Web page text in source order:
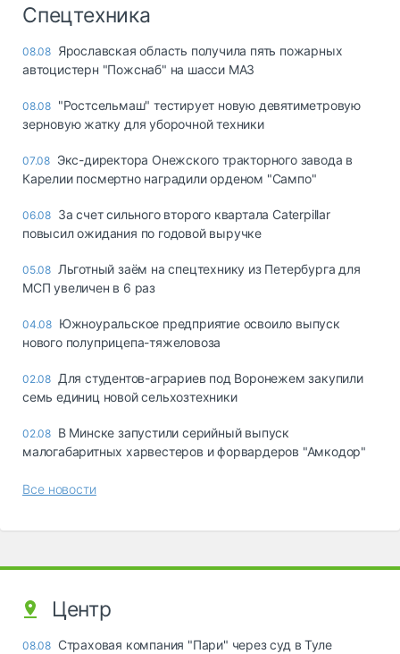
Спецтехника
08.08 Ярославская область получила пять пожарных
автоцистерн "Пожснаб" на шасси МАЗ
08.08 "Ростсельмаш" тестирует новую девятиметровую
зерновую жатку для уборочной техники
07.08 Экс-директора Онежского тракторного завода в
Карелии посмертно наградили орденом "Сампо"
06.08 За счет сильного второго квартала Caterpillar
повысил ожидания по годовой выручке
05.08 Льготный заём на спецтехнику из Петербурга для
МСП увеличен в 6 раз
04.08 Южноуральское предприятие освоило выпуск
нового полуприцепа-тяжеловоза
02.08 Для студентов-аграриев под Воронежем закупили
семь единиц новой сельхозтехники
02.08 В Минске запустили серийный выпуск
малогабаритных харвестеров и форвардеров "Амкодор"
Все новости
Центр
08.08 Страховая компания "Пари" через суд в Туле